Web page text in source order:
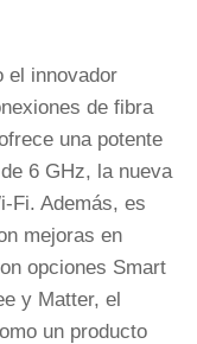
el innovador
de fibra
una potente
6 GHz, la nueva
Fi. Además, es
mejoras en
opciones Smart
y Matter, el
un producto